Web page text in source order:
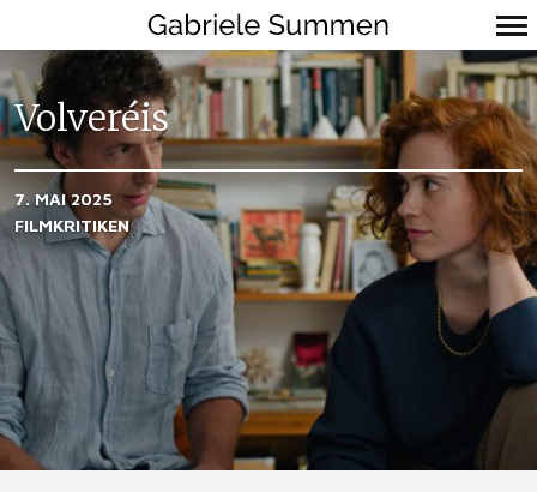
Primär-
Navigation
Volveréis
7. MAI 2025
FILMKRITIKEN